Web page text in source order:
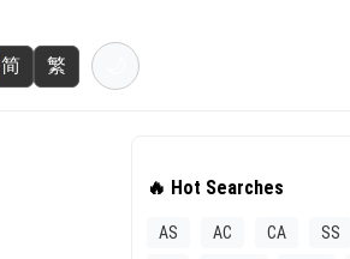
简 繁
🔥 Hot Searches
AS AC CA SS